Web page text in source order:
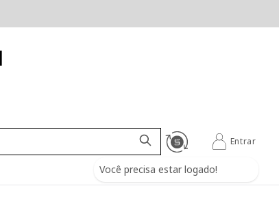
Você precisa estar logado!
Entrar